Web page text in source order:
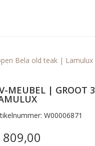
Bela old teak | Lamulux
MEUBEL | GROOT
W00006871
809,00